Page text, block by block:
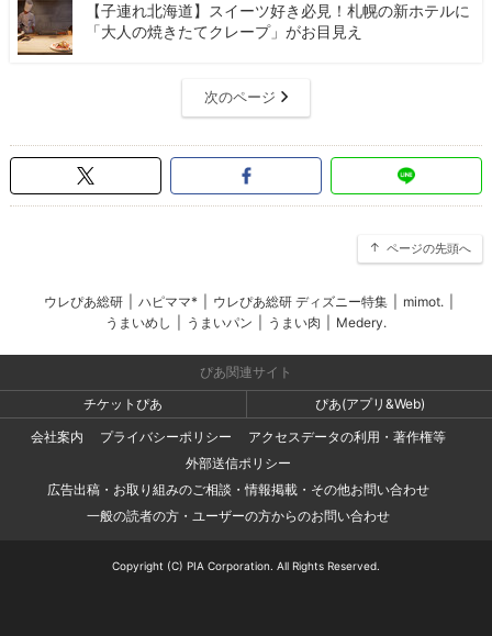
【子連れ北海道】スイーツ好き必見！札幌の新ホテルに
「大人の焼きたてクレープ」がお目見え
次のページ
ページの先頭へ
ウレぴあ総研 ハピママ* ウレぴあ総研 ディズニー特集 mimot.
うまいめし
うまいパン うまい肉 Medery.
ぴあ関連サイト
チケットぴあ
ぴあ(アプリ&Web)
会社案内
プライバシーポリシー
アクセスデータの利用・著作権等
外部送信ポリシー
広告出稿・お取り組みのご相談・情報掲載・その他お問い合わせ
一般の読者の方・ユーザーの方からのお問い合わせ
Copyright (C) PIA Corporation. All Rights Reserved.